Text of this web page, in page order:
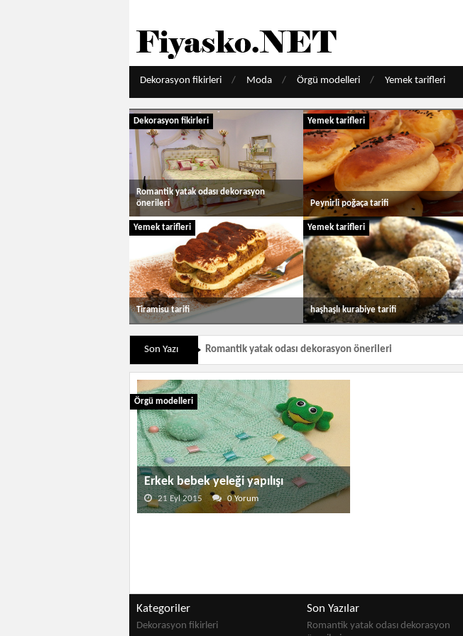
Dekorasyon fikirleri Moda Örgü modelleri Yemek tarifleri
Dekorasyon fikirleri
Romantik yatak odası dekorasyon
önerileri
Yemek tarifleri
Peynirli poğaça tarifi
Yemek tarifleri
Tiramisu tarifi
Yemek tarifleri
haşhaşlı kurabiye tarifi
Son Yazı Romantik yatak odası dekorasyon önerileri
Örgü modelleri
Erkek bebek yeleği yapılışı
21 Eyl 2015 0 Yorum
Kategoriler
Dekorasyon fikirleri
Son Yazılar
Romantik yatak odası dekorasyon